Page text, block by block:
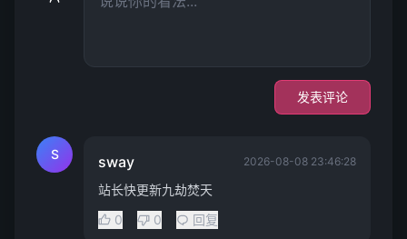
发表评论
S sway 2026-08-08 23:46:28
站长快更新九劫焚天
0
0 回复